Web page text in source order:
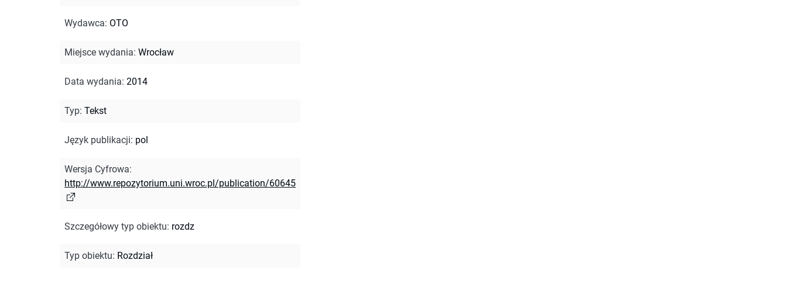
Wydawca: OTO
Miejsce wydania: Wrocław
Data wydania: 2014
Typ: Tekst
Język publikacji: pol
Wersja Cyfrowa:
http://www.repozytorium.uni.wroc.pl/publication/60645
Szczegółowy typ obiektu: rozdz
Typ obiektu: Rozdział